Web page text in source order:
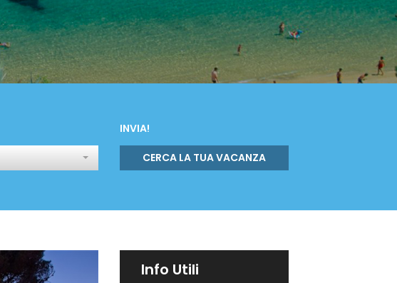
INVIA!
CERCA LA TUA VACANZA
Info Utili